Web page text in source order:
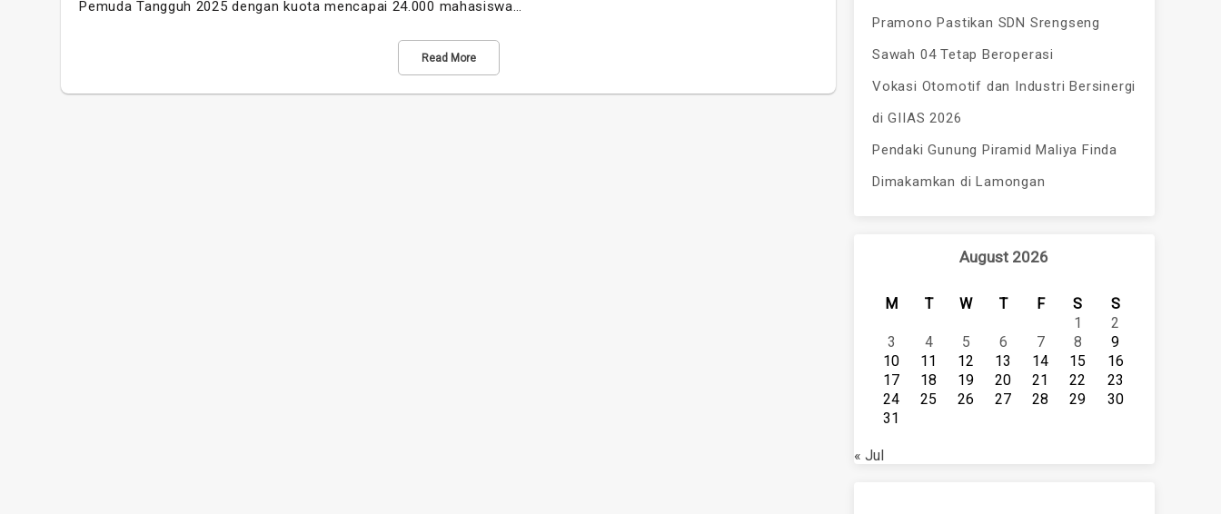
Pemuda Tangguh 2025 dengan kuota mencapai 24.000 mahasiswa…
Read More
Pramono Pastikan SDN Srengseng
Sawah 04 Tetap Beroperasi
Vokasi Otomotif dan Industri Bersinergi
di GIIAS 2026
Pendaki Gunung Piramid Maliya Finda
Dimakamkan di Lamongan
August 2026
M T W T F S
S
1
2
3
4 5 6 7 8
9
10
11 12 13 14 15
16
17
18 19 20 21 22
23
24
25 26 27 28 29
30
31
« Jul